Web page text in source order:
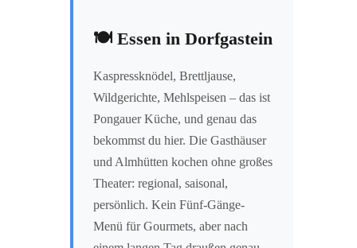
🍽️ Essen in Dorfgastein
Kaspressknödel, Brettljause,
Wildgerichte, Mehlspeisen – das ist
Pongauer Küche, und genau das
bekommst du hier. Die Gasthäuser
und Almhütten kochen ohne großes
Theater: regional, saisonal,
persönlich. Kein Fünf-Gänge-
Menü für Gourmets, aber nach